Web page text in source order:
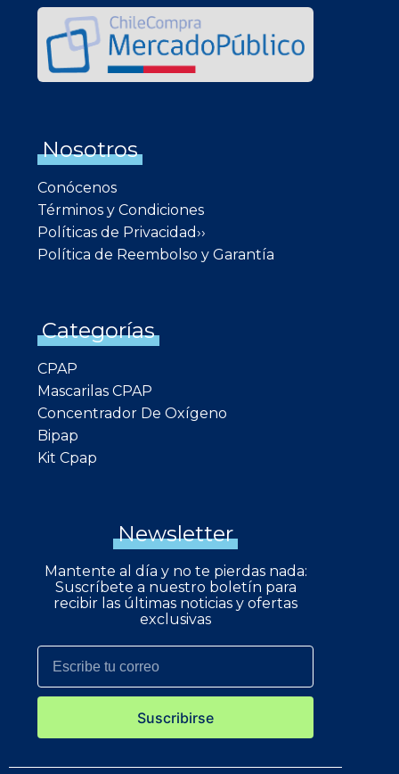
Nosotros
Conócenos
Términos y Condiciones
Políticas de Privacidad››
Política de Reembolso y Garantía
Categorías
CPAP
Mascarilas CPAP
Concentrador De Oxígeno
Bipap
Kit Cpap
Newsletter
Mantente al día y no te pierdas nada:
Suscríbete a nuestro boletín para
recibir las últimas noticias y ofertas
exclusivas
Suscribirse